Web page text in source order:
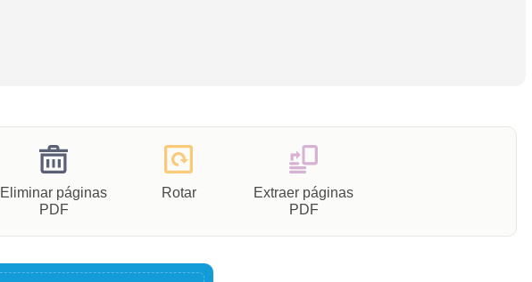
Eliminar páginas
PDF
Rotar
Extraer páginas
PDF